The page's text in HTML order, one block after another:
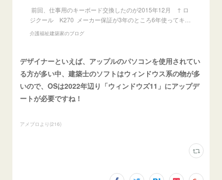
前回、仕事用のキーボード交換したのが2015年12月 ↑ ロ
ジクール K270 メーカー保証が3年のところ6年使ってキ…
介護福祉建築家のブログ
デザイナーといえば、アップルのパソコンを使用されてい
る方が多い中、建築士のソフトはウィンドウス系の物が多
いので、OSは2022年辺り「ウィンドウズ11」にアップデ
ートが必要ですね！
アメブロより (216)